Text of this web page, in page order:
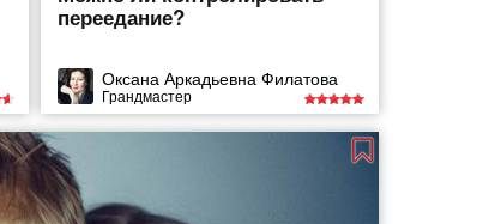
переедание?
Оксана Аркадьевна Филатова
Грандмастер